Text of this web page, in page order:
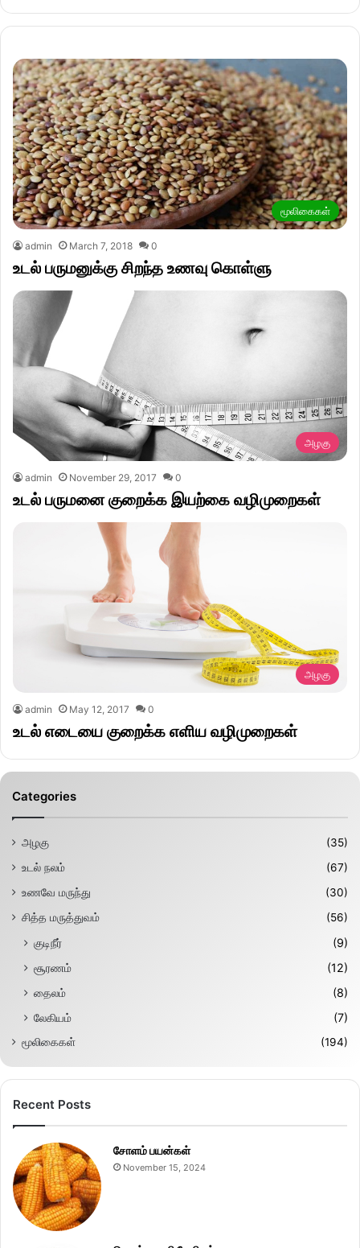
மூலிகைகள்
admin March 7, 2018 0
உடல் பருமனுக்கு சிறந்த உணவு கொள்ளு
அழகு
admin November 29, 2017 0
உடல் பருமனை குறைக்க இயற்கை வழிமுறைகள்
அழகு
admin May 12, 2017 0
உடல் எடையை குறைக்க எளிய வழிமுறைகள்
Categories
அழகு
(35)
உடல் நலம்
(67)
உணவே மருந்து
(30)
சித்த மருத்துவம்
(56)
குடிநீர்
(9)
சூரணம்
(12)
தைலம்
(8)
லேகியம்
(7)
மூலிகைகள் (194)
Recent Posts
சோளம் பயன்கள்
November 15, 2024